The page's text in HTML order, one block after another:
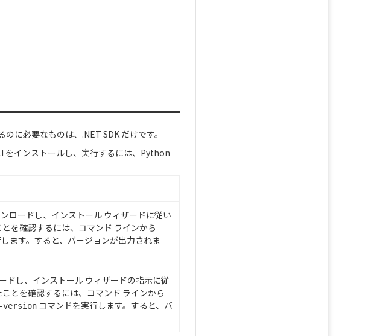
に必要なものは、.NET SDK だけです。
をインストールし、実行するには、Python
ロードし、インストール ウィザードに従い
を確認するには、コマンド ラインから
ます。すると、バージョンが出力されま
ドし、インストール ウィザードの指示に従
とを確認するには、コマンド ラインから
コマンドを実行します。すると、バ